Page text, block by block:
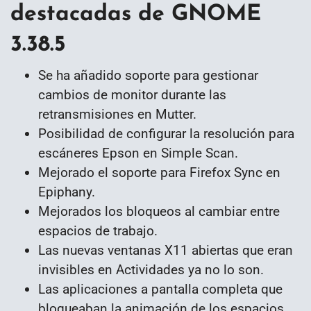
destacadas de GNOME
3.38.5
Se ha añadido soporte para gestionar
cambios de monitor durante las
retransmisiones en Mutter.
Posibilidad de configurar la resolución para
escáneres Epson en Simple Scan.
Mejorado el soporte para Firefox Sync en
Epiphany.
Mejorados los bloqueos al cambiar entre
espacios de trabajo.
Las nuevas ventanas X11 abiertas que eran
invisibles en Actividades ya no lo son.
Las aplicaciones a pantalla completa que